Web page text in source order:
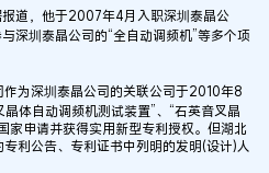
道，他于2007年4月入职深圳泰晶公
深圳泰晶公司的“全自动调频机”等多个项
为深圳泰晶公司的关联公司于2010年8
体自动调频机测试装置”、“石英音叉晶
家申请并获得实用新型专利授权。但湖北
利公告、专利证书中列明的发明(设计)人